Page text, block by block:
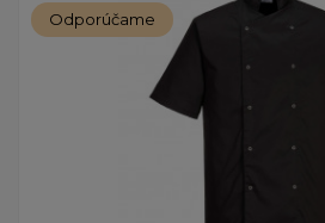
Odporúčame